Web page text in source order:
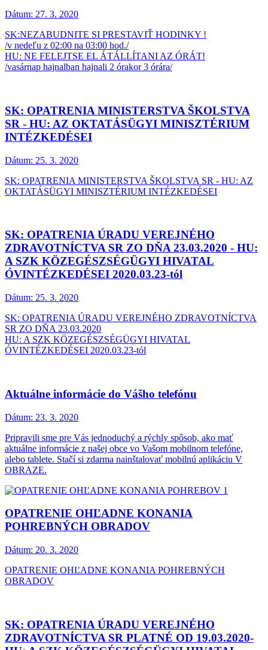
Dátum: 27. 3. 2020
SK:NEZABUDNITE SI PRESTAVIŤ HODINKY !
/v nedeľu z 02:00 na 03:00 hod./
HU: NE FELEJTSE EL ÁTÁLLÍTANI AZ ÓRÁT!
/vasárnap hajnalban hajnali 2 órakor 3 órára/
SK: OPATRENIA MINISTERSTVA ŠKOLSTVA
SR - HU: AZ OKTATÁSÜGYI MINISZTÉRIUM
INTÉZKEDÉSEI
Dátum: 25. 3. 2020
SK: OPATRENIA MINISTERSTVA ŠKOLSTVA SR - HU: AZ
OKTATÁSÜGYI MINISZTÉRIUM INTÉZKEDÉSEI
SK: OPATRENIA ÚRADU VEREJNÉHO
ZDRAVOTNÍCTVA SR ZO DŇA 23.03.2020 - HU:
A SZK KÖZEGÉSZSÉGÜGYI HIVATAL
ÓVINTÉZKEDÉSEI 2020.03.23-tól
Dátum: 25. 3. 2020
SK: OPATRENIA ÚRADU VEREJNÉHO ZDRAVOTNÍCTVA
SR ZO DŇA 23.03.2020
HU: A SZK KÖZEGÉSZSÉGÜGYI HIVATAL
ÓVINTÉZKEDÉSEI 2020.03.23-tól
Aktuálne informácie do Vášho telefónu
Dátum: 23. 3. 2020
Pripravili sme pre Vás jednoduchý a rýchly spôsob, ako mať
aktuálne informácie z našej obce vo Vašom mobilnom telefóne,
alebo tablete. Stačí si zdarma nainštalovať mobilnú aplikáciu V
OBRAZE.
OPATRENIE OHĽADNE KONANIA
POHREBNÝCH OBRADOV
Dátum: 20. 3. 2020
OPATRENIE OHĽADNE KONANIA POHREBNÝCH
OBRADOV
SK: OPATRENIA ÚRADU VEREJNÉHO
ZDRAVOTNÍCTVA SR PLATNÉ OD 19.03.2020-